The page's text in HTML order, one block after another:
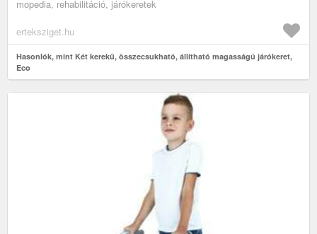
mopedia, rehabilitáció, járókeretek
erteksziget.hu
Hasonlók, mint Két kerekű, összecsukható, állítható magasságú járókeret,
Eco